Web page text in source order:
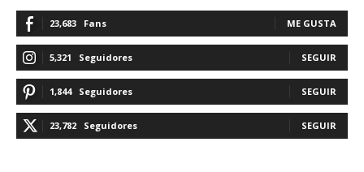
23,683 Fans ME GUSTA
5,321 Seguidores SEGUIR
1,844 Seguidores SEGUIR
23,782 Seguidores SEGUIR